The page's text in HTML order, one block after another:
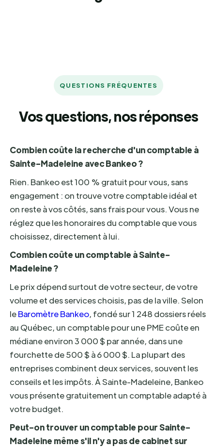
QUESTIONS FRÉQUENTES
Vos questions, nos réponses
Combien coûte la recherche d'un comptable à
Sainte-Madeleine avec Bankeo ?
Rien. Bankeo est 100 % gratuit pour vous, sans
engagement : on trouve votre comptable idéal et
on reste à vos côtés, sans frais pour vous. Vous ne
réglez que les honoraires du comptable que vous
choisissez, directement à lui.
Combien coûte un comptable à Sainte-
Madeleine ?
Le prix dépend surtout de votre secteur, de votre
volume et des services choisis, pas de la ville. Selon
leBaromètre Bankeo, fondé sur 1 248 dossiers réels
au Québec, un comptable pour une PME coûte en
médiane environ 3 000 $ par année, dans une
fourchette de 500 $ à 6 000 $. La plupart des
entreprises combinent deux services, souvent les
conseils et les impôts. À Sainte-Madeleine, Bankeo
vous présente gratuitement un comptable adapté à
votre budget.
Peut-on trouver un comptable pour Sainte-
Madeleine même s'il n'y a pas de cabinet sur